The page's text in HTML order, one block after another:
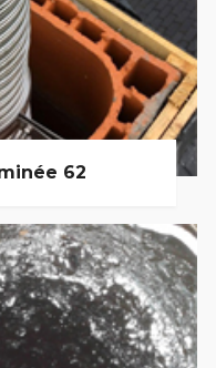
62